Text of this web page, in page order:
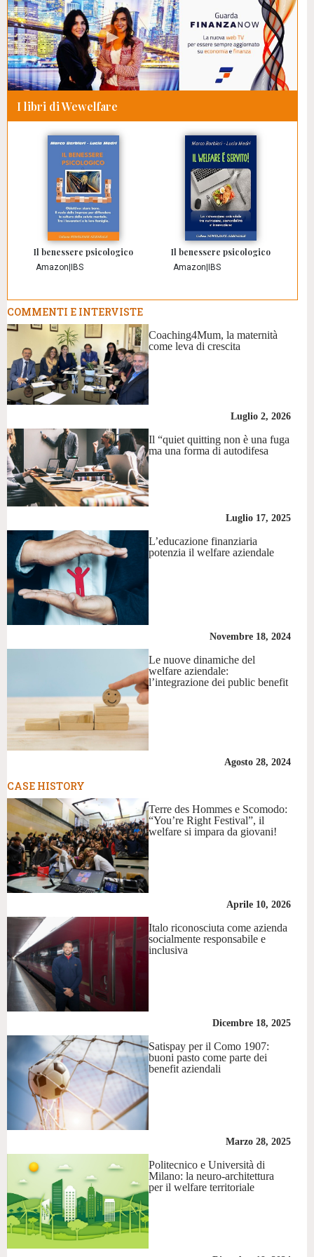
I libri di Wewelfare
Il benessere psicologico
Amazon|IBS
Il benessere psicologico
Amazon|IBS
COMMENTI E INTERVISTE
Coaching4Mum, la maternità
come leva di crescita
Luglio 2, 2026
Il “quiet quitting non è una fuga
ma una forma di autodifesa
Luglio 17, 2025
L’educazione finanziaria
potenzia il welfare aziendale
Novembre 18, 2024
Le nuove dinamiche del
welfare aziendale:
l’integrazione dei public benefit
Agosto 28, 2024
CASE HISTORY
Terre des Hommes e Scomodo:
“You’re Right Festival”, il
welfare si impara da giovani!
Aprile 10, 2026
Italo riconosciuta come azienda
socialmente responsabile e
inclusiva
Dicembre 18, 2025
Satispay per il Como 1907:
buoni pasto come parte dei
benefit aziendali
Marzo 28, 2025
Politecnico e Università di
Milano: la neuro-architettura
per il welfare territoriale